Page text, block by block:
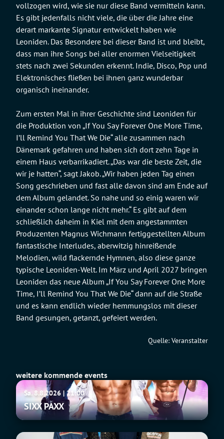
vollzogen wird, wie sie nur diese Band vermitteln kann.
Es gibt jedenfalls nicht viele, die über die Jahre eine
derart markante Signatur entwickelt haben wie
Leoniden. Das Besondere bei dieser Band ist und bleibt,
dass man ihre Songs bei aller enormen Vielseitigkeit
stets nach zwei Sekunden erkennt. Indie, Disco, Pop und
Elektronisches fließen bei ihnen ganz wunderbar
organisch ineinander.
Zum ersten Mal in ihrer Geschichte sind Leoniden für
die Produktion von „If You Say Forever One More Time,
I’ll Remind You That We Die“ alle zusammen nach
Dänemark gefahren und haben sich dort zehn Tage in
einem Haus verbarrikadiert. „Das war die beste Zeit, die
wir je hatten“, sagt Jakob. „Wir haben jeden Tag einen
Song geschrieben und fast alle davon sind am Ende auf
dem Album gelandet. So nahe und so einig waren wir
einander schon lange nicht mehr.“ Es gibt auf dem
schließlich daheim in Kiel mit dem angestammten
Produzenten Magnus Wichmann fertiggestellten Album
fantastische Interludes, aberwitzig hinreißende
Melodien, wild flackernde Hymnen, also diese ganze
typische Leoniden-Welt. Im März und April 2027 bringen
Leoniden das neue Album „If You Say Forever One More
Time, I’ll Remind You That We Die“ dann auf die Straße
und es kann endlich wieder hemmungslos mit dieser
Band gesungen, getanzt, gefeiert werden.
Quelle: Veranstalter
weitere kommende events
SIXX
PAXXSa. 8.8.2026 | 21:00
SIXX PAXX